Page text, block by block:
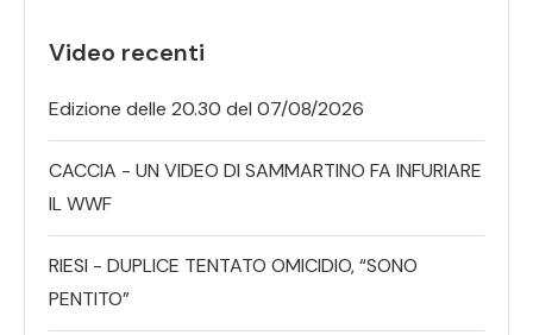
Video recenti
Edizione delle 20.30 del 07/08/2026
CACCIA - UN VIDEO DI SAMMARTINO FA INFURIARE
IL WWF
RIESI - DUPLICE TENTATO OMICIDIO, “SONO
PENTITO”